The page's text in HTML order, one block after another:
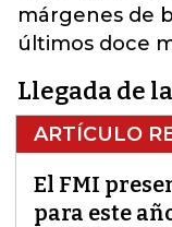
márgenes de
últimos doce
Llegada de
ARTÍCULO
El FMI
para este